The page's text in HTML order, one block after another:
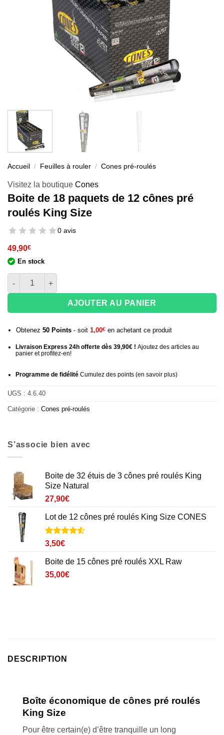
Accueil / Feuilles à rouler / Cones pré-roulés
Visitez la boutique Cones
Boite de 18 paquets de 12 cônes pré
roulés King Size
0 avis
49,90€
En stock
quantité de Boite de 18 paquets de 12 cônes pré roulés King
AJOUTER AU PANIER
Obtenez 50Points- soit 1,00€ en achetant ce produit
Livraison Express 24h offerte dès 39,90€ ! Ajoutez des articles au
panier et profitez-en!
Programme de fidélitéCumulez des points (en savoir plus)
UGS : 4.6.40
Catégorie : Cones pré-roulés
S’associe bien avec
Boite de 32 étuis de 3 cônes pré roulés King
Size Natural
27,90€
Lot de 12 cônes pré roulés King Size CONES
Noté4.5
sur 5 basé
sur
2
notations
client
3,50€
Boite de 15 cônes pré roulés XXL Raw
35,00€
DESCRIPTION
Boîte économique de cônes pré roulés
King Size
Pour être certain(e) d’être tranquille un long